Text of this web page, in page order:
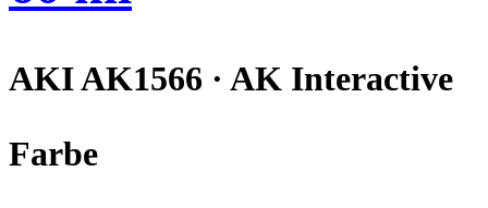
AKI AK1566 · AK Interactive
Farbe